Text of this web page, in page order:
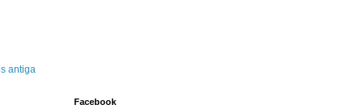
antiga
Facebook